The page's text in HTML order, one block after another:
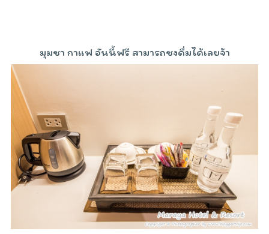
มุมชา กาแฟ อันนี้ฟรี สามารถชงดื่มได้เลยจ้า